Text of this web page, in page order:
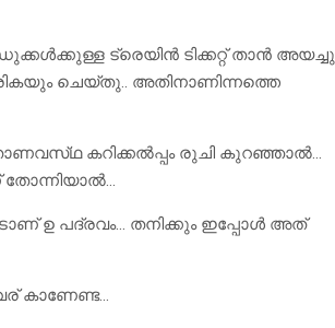
ട്രെയിൻ ടിക്കറ്റ് താൻ അയച്ചു
ചെയ്തു.. അതിനാണിന്നത്തെ
കറിക്കൽപ്പം രുചി കുറഞ്ഞാൽ…
ഉ പദ്രവം… തനിക്കും ഇപ്പോൾ അത്
കാണേണ്ട…